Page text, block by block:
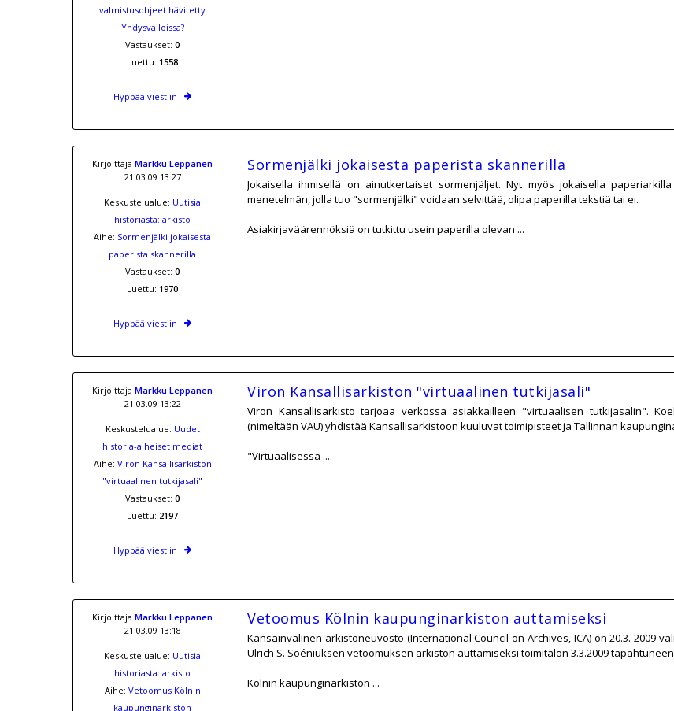
valmistusohjeet hävitetty
Yhdysvalloissa?
Vastaukset: 0
Luettu: 1558
Hyppää viestiin
Kirjoittaja Markku Leppanen
21.03.09 13:27
Keskustelualue: Uutisia
historiasta: arkisto
Aihe: Sormenjälki jokaisesta
paperista skannerilla
Vastaukset: 0
Luettu: 1970
Hyppää viestiin
Sormenjälki jokaisesta paperista skannerilla
Jokaisella ihmisellä on ainutkertaiset sormenjäljet. Nyt myös jokaisella
menetelmän, jolla tuo "sormenjälki" voidaan selvittää, olipa paperilla tekstiä tai ei.
Asiakirjaväärennöksiä on tutkittu usein paperilla olevan ...
Kirjoittaja Markku Leppanen
21.03.09 13:22
Keskustelualue: Uudet
historia-aiheiset mediat
Aihe: Viron Kansallisarkiston
"virtuaalinen tutkijasali"
Vastaukset: 0
Luettu: 2197
Hyppää viestiin
Viron Kansallisarkiston "virtuaalinen tutkijasali"
Viron Kansallisarkisto tarjoaa verkossa asiakkailleen "virtuaalisen tutkijasalin".
(nimeltään VAU) yhdistää Kansallisarkistoon kuuluvat toimipisteet ja Tallinnan
"Virtuaalisessa ...
Kirjoittaja Markku Leppanen
21.03.09 13:18
Keskustelualue: Uutisia
historiasta: arkisto
Aihe: Vetoomus Kölnin
kaupunginarkiston
Vetoomus Kölnin kaupunginarkiston auttamiseksi
Kansainvälinen arkistoneuvosto (International Council on Archives, ICA) on 20.3. 2009
Ulrich S. Soéniuksen vetoomuksen arkiston auttamiseksi toimitalon 3.3.2009
Kölnin kaupunginarkiston ...